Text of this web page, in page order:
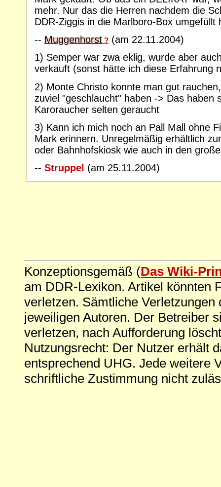
mehr. Nur das die Herren nachdem die
DDR-Ziggis in die Marlboro-Box umgefüllt
-- Muggenhorst ? (am 22.11.2004)
1) Semper war zwa eklig, wurde aber
verkauft (sonst hätte ich diese Erfahrung
2) Monte Christo konnte man gut
zuviel "geschlaucht" haben -> Das haben
Karoraucher selten geraucht
3) Kann ich mich noch an Pall Mall ohne
Mark erinnern. Unregelmäßig erhältlich
oder Bahnhofskiosk wie auch in den
-- Struppel (am 25.11.2004)
Konzeptionsgemäß (Das Wiki-
am DDR-Lexikon. Artikel könnten
verletzen. Sämtliche
jeweiligen Autoren. Der Betreiber
verletzen, nach Aufforderung
Nutzungsrecht: Der Nutzer erhält
entsprechend UHG. Jede weitere
schriftliche Zustimmung nicht